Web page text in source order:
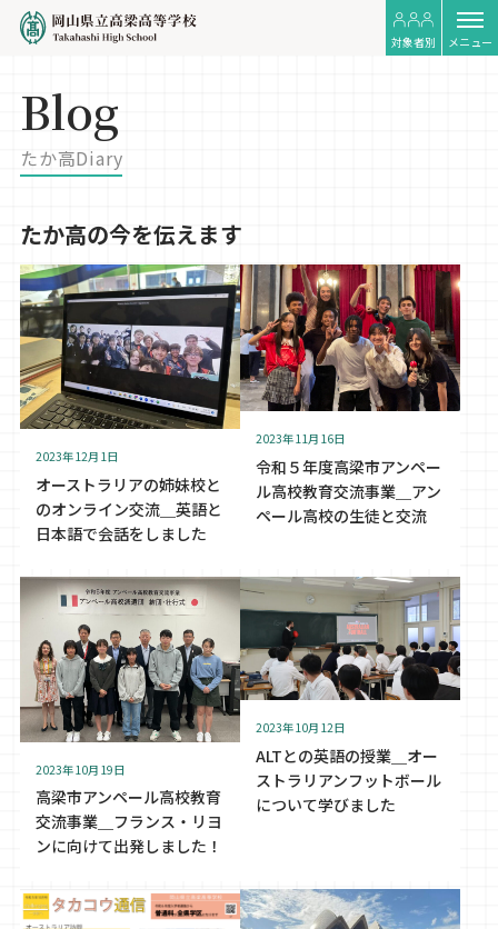
対象者別 メニュー
Blog
たか高Diary
たか高の今を伝えます
2023年12月1日
オーストラリアの姉妹校と
のオンライン交流＿英語と
日本語で会話をしました
2023年11月16日
令和５年度高梁市アンペー
ル高校教育交流事業＿アン
ペール高校の生徒と交流
2023年10月19日
高梁市アンペール高校教育
交流事業＿フランス・リヨ
ンに向けて出発しました！
2023年10月12日
ALTとの英語の授業＿オー
ストラリアンフットボール
について学びました